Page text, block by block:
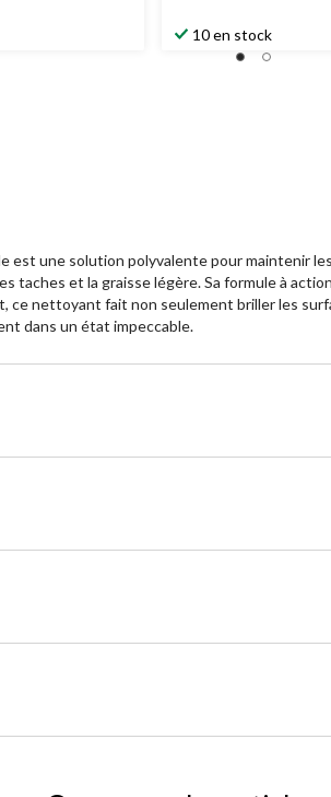
10 en stock
une solution polyvalente pour maintenir
taches et la graisse légère. Sa formule à
nettoyant fait non seulement briller les
dans un état impeccable.